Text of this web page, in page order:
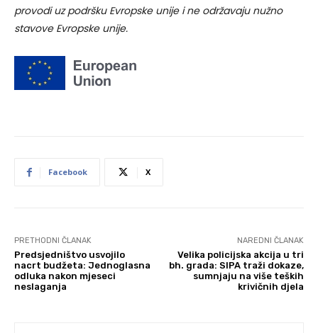
provodi uz podršku Evropske unije i ne održavaju nužno
stavove Evropske unije.
Facebook X
PRETHODNI ČLANAK
Predsjedništvo usvojilo
nacrt budžeta: Jednoglasna
odluka nakon mjeseci
neslaganja
NAREDNI ČLANAK
Velika policijska akcija u tri
bh. grada: SIPA traži dokaze,
sumnjaju na više teških
krivičnih djela